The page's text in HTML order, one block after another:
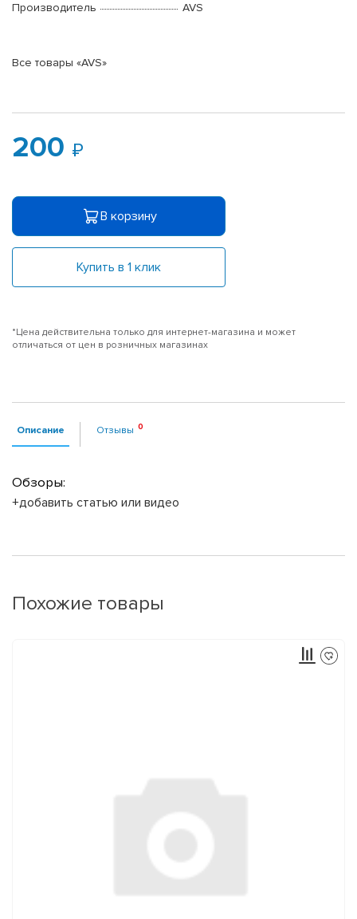
Производитель
AVS
Все товары «AVS»
200
В корзину
Купить в 1 клик
*Цена действительна только для интернет-магазина и может
отличаться от цен в розничных магазинах
Описание Отзывы
Обзоры:
+добавить статью или видео
Похожие товары